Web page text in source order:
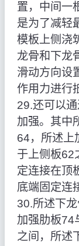
置，中间一
是为了减轻
模板上侧浇
龙骨和下龙
滑动方向设
作用力进行
29.还可以
加强。其中
64，所述上
于上侧板62
定连接在顶
底端固定连
30.所述下
加强肋板74
之间，所述